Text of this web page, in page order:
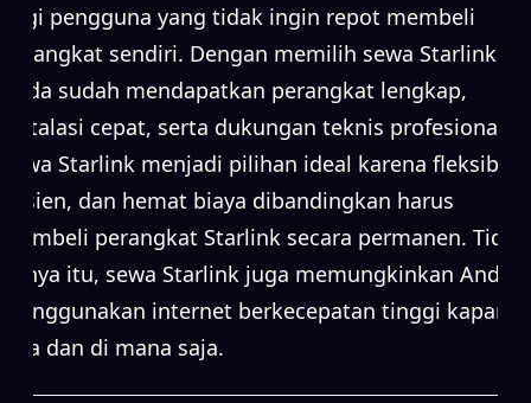
bagi pengguna yang tidak ingin repot membeli
perangkat sendiri. Dengan memilih sewa Starlink,
Anda sudah mendapatkan perangkat lengkap,
instalasi cepat, serta dukungan teknis profesional.
Sewa Starlink menjadi pilihan ideal karena fleksibel,
efisien, dan hemat biaya dibandingkan harus
membeli perangkat Starlink secara permanen. Tidak
hanya itu, sewa Starlink juga memungkinkan Anda
menggunakan internet berkecepatan tinggi kapan
saja dan di mana saja.